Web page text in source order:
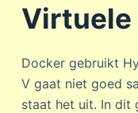
Virtuele
Docker gebruikt
V gaat niet goed
staat het uit. In dit